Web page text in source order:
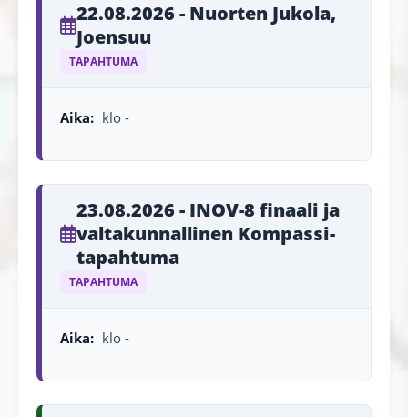
22.08.2026 - Nuorten Jukola,
Joensuu
TAPAHTUMA
Aika: klo -
23.08.2026 - INOV-8 finaali ja
valtakunnallinen Kompassi-
tapahtuma
TAPAHTUMA
Aika: klo -